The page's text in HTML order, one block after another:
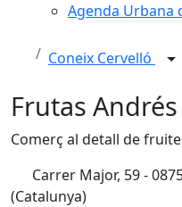
Agenda Urbana
Coneix Cervelló
Frutas Andrés
Comerç al detall de
Carrer Major, 59 -
(Catalunya)